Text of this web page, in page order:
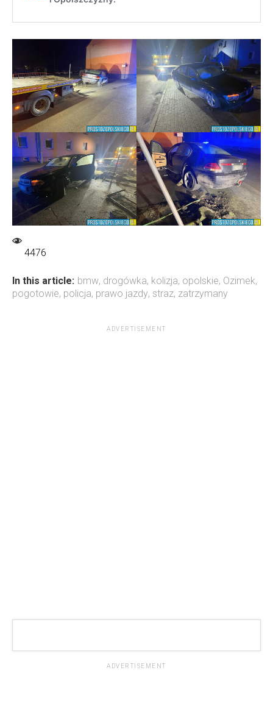
4476
In this article: bmw, drogówka, kolizja, opolskie, Ozimek,
pogotowie, policja, prawo jazdy, straz, zatrzymany
ADVERTISEMENT
ADVERTISEMENT